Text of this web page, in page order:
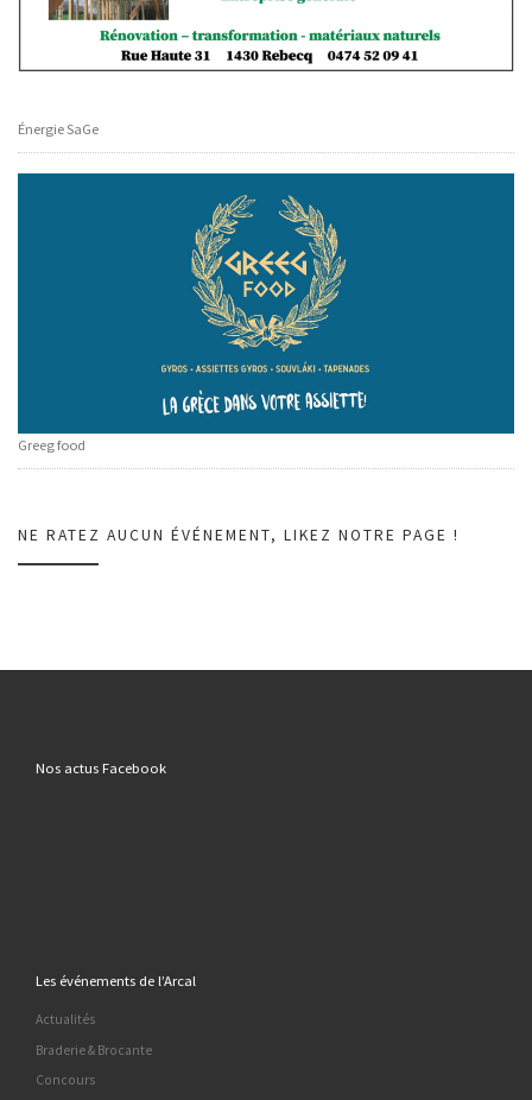
Énergie SaGe
Greeg food
NE RATEZ AUCUN ÉVÉNEMENT, LIKEZ NOTRE PAGE !
Nos actus Facebook
Les événements de l’Arcal
Actualités
Braderie & Brocante
Concours